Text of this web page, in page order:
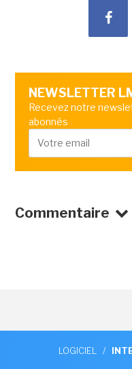
NEWSLETTER
Recevez notre
abonnés
Commentaire
LOGICIEL /